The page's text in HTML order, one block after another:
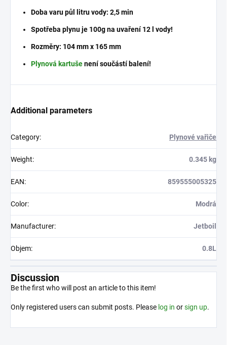
Doba varu půl litru vody: 2,5 min
Spotřeba plynu je 100g na uvaření 12 l vody!
Rozměry: 104 mm x 165 mm
Plynová kartušenení součástí balení!
Additional parameters
Category: Plynové vařiče
Weight: 0.345 kg
EAN: 859555005325
Color: Modrá
Manufacturer: Jetboil
Objem: 0.8L
Discussion
Be the first who will post an article to this item!
Only registered users can submit posts. Please log in orsign up.